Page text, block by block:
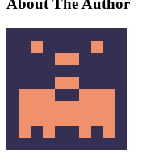
About The Author